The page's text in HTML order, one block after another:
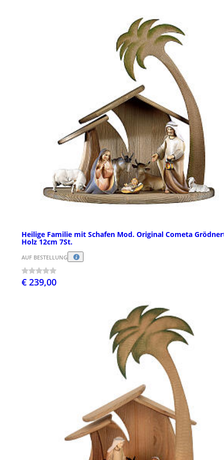
Heilige Familie mit Schafen Mod. Original Cometa
Holz 12cm 7St.
AUF BESTELLUNG
€ 239,00